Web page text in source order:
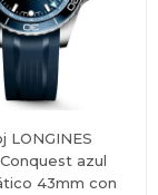
LONGINES
azul
43mm con